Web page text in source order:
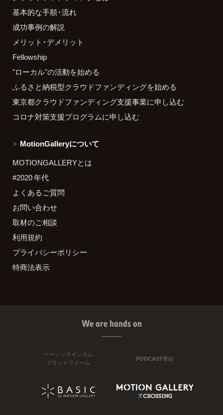
基本的な手順・流れ
成功事例の解説
メリット・デメリット
Fellowship
"ローカル"の活動を始める
ふるさと納税型クラウドファンディングを始める
東京都クラウドファンディング支援事業に申し込む
コロナ対策支援プログラムに申し込む
MotionGalleryについて
MOTIONGALLERYとは
#2020 年代
よくあるご質問
お問い合わせ
取材のご相談
利用規約
プライバシーポリシー
特商法表示
We are hands on
ベーシックインカム
プラットフォーム
PODCAST番組